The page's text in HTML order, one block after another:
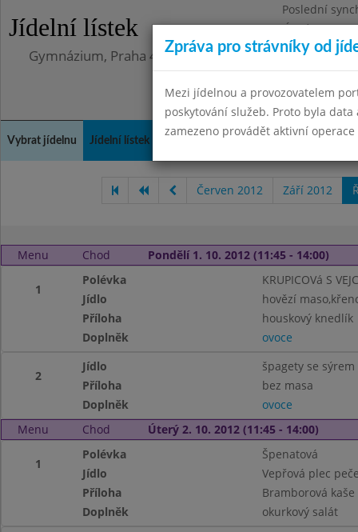
Jídelní lístek
Poslední
Úterý
Gymnázium, Praha 4, Budějovická 680
Vybrat jídelnu Jídelní lístek Kontakty a informace
Červen 2012 Září 2012
Menu Chod Pondělí 1. 10. 2012 (11:45 - 14:00)
1
Polévka
KRUPICOVá S
Jídlo
hovězí
Příloha
houskový knedlík
Doplněk
ovoce
2
Jídlo
špagety se
Příloha
bez masa
Doplněk
ovoce
Menu
Chod Úterý 2. 10. 2012 (11:45 - 14:00)
1
Polévka
Špenatová
Jídlo
Vepřová plec
Příloha
Bramborová kaše
Doplněk
okurkový salát
Zpráva pro strávníky od
Mezi jídelnou a provozovatelem
poskytování služeb. Proto byla
zamezeno provádět aktivní